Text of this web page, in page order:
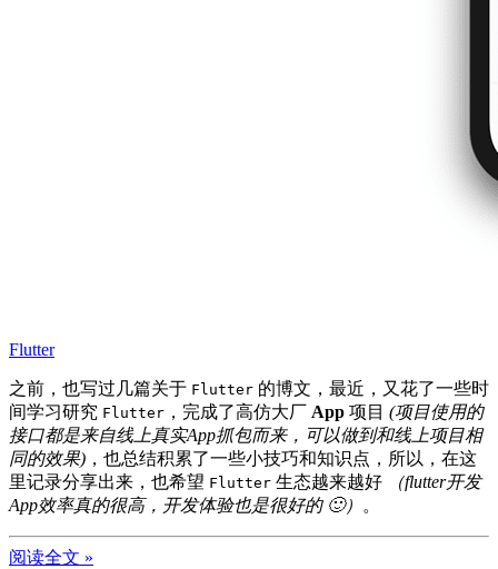
Flutter
之前，也写过几篇关于 Flutter 的博文，最近，又花了一些时
间学习研究 Flutter ，完成了高仿大厂 App 项目 (项目使用的
接口都是来自线上真实App抓包而来，可以做到和线上项目相
同的效果) ，也总结积累了一些小技巧和知识点，所以，在这
里记录分享出来，也希望 Flutter 生态越来越好
（flutter开发
App效率真的很高，开发体验也是很好的 🙂）
。
阅读全文 »